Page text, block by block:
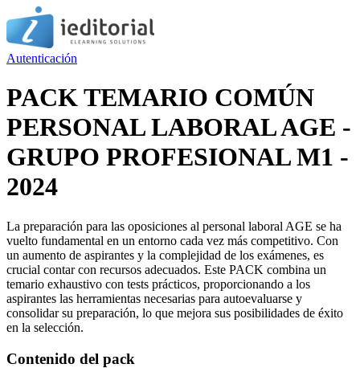
Autenticación
PACK TEMARIO COMÚN
PERSONAL LABORAL AGE -
GRUPO PROFESIONAL M1 -
2024
La preparación para las oposiciones al personal laboral AGE se ha
vuelto fundamental en un entorno cada vez más competitivo. Con
un aumento de aspirantes y la complejidad de los exámenes, es
crucial contar con recursos adecuados. Este PACK combina un
temario exhaustivo con tests prácticos, proporcionando a los
aspirantes las herramientas necesarias para autoevaluarse y
consolidar su preparación, lo que mejora sus posibilidades de éxito
en la selección.
Contenido del pack